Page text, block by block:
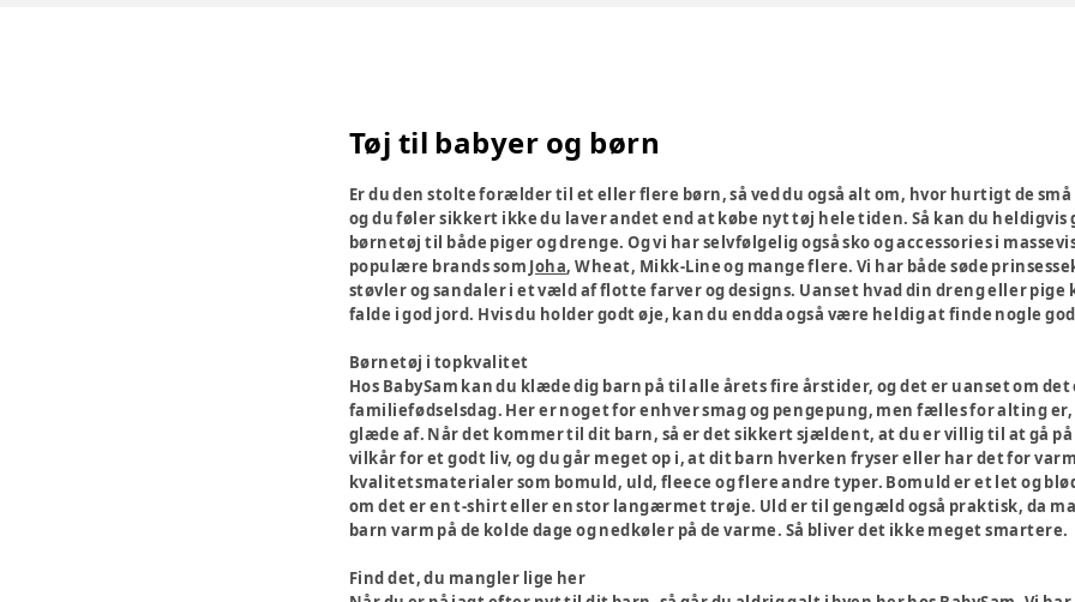
Tøj til babyer og børn
Er du den stolte forælder til et eller flere børn, så ved du også alt om, hvor hurtigt de
og du føler sikkert ikke du laver andet end at købe nyt tøj hele tiden. Så kan du
børnetøj til både piger og drenge. Og vi har selvfølgelig også sko og accessories i
populære brands som Joha, Wheat, Mikk-Line og mange flere. Vi har både søde
støvler og sandaler i et væld af flotte farver og designs. Uanset hvad din dreng eller
falde i god jord. Hvis du holder godt øje, kan du endda også være heldig at finde nogle
Børnetøj i topkvalitet
Hos BabySam kan du klæde dig barn på til alle årets fire årstider, og det er uanset om
familiefødselsdag. Her er noget for enhver smag og pengepung, men fælles for alting
glæde af. Når det kommer til dit barn, så er det sikkert sjældent, at du er villig til at gå
vilkår for et godt liv, og du går meget op i, at dit barn hverken fryser eller har det for
kvalitetsmaterialer som bomuld, uld, fleece og flere andre typer. Bomuld er et let og
om det er en t-shirt eller en stor langærmet trøje. Uld er til gengæld også praktisk, da
barn varm på de kolde dage og nedkøler på de varme. Så bliver det ikke meget smartere.
Find det, du mangler lige her